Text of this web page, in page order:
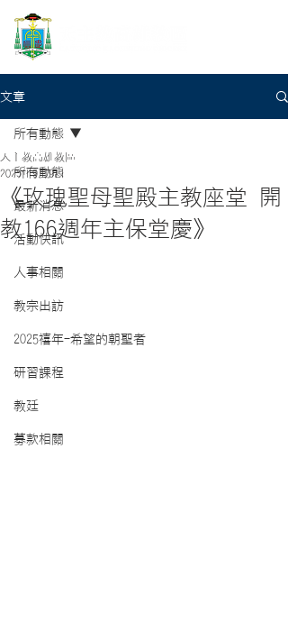
文章
所有動態
最新消息
活動快訊
人事相關
教宗出訪
2025禧年-希望的朝聖者
研習課程
教廷
募款相關
所有動態
《玫瑰聖母聖殿主教座堂 開
教166週年主保堂慶》
天主教高雄教區
2025年9月9日